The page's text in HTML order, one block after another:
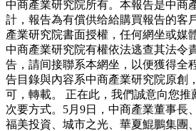
中商產業研究院所有。本報告是中商
計，報告為有償供给給購買報告的客
產業研究院書面授權，任何網坐或媒
中商產業研究院有權依法逃查其法令
告，請间接聯系本網坐，以便獲得全
告目錄與內容系中商產業研究院原創
可，轉載。 正在此，我們誠意向您推
次要方式。5月9日，中商產業董事長
福美投資、城市之光、華夏鯤鵬集團